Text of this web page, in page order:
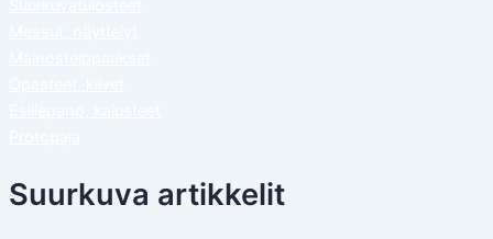
Suurkuva artikkelit